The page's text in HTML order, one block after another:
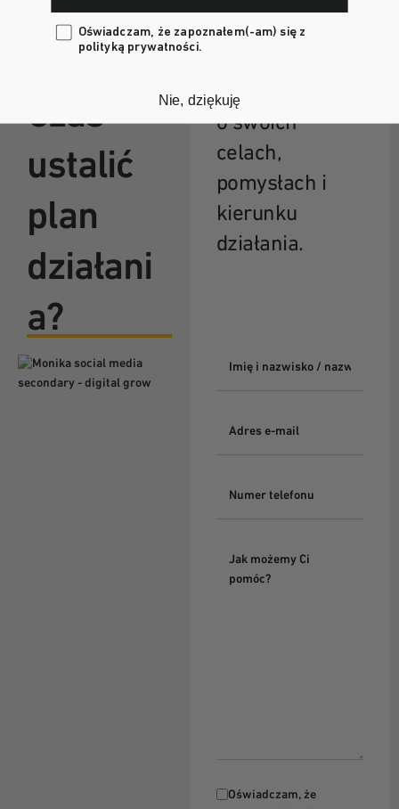
Czas
ustalić
plan
działani
a?
Opowiedz nam
o swoich
celach,
pomysłach i
kierunku
działania.
Oświadczam, że
zgodaOświadczam, że zapoznałem(-am) się z
polityką prywatności.
Nie, dziękuję